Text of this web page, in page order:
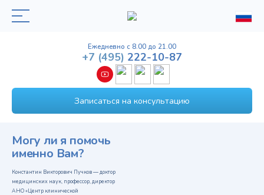
Ежедневно с 8.00 до 21.00
Записаться на консультацию
+7 (495) 222-10-87
Могу ли я помочь
именно Вам?
Константин Викторович Пучков — доктор
медицинских наук, профессор, директор
АНО «Центр клинической